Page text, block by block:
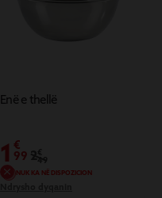
Enë e thellë
1 €
99
NUK KA NË DISPOZICION